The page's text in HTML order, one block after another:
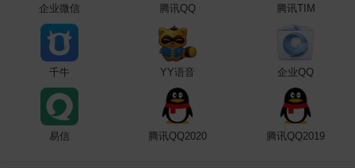
企业微信 腾讯QQ 腾讯TIM
千牛 YY语音 企业QQ
易信 腾讯QQ2020 腾讯QQ2019